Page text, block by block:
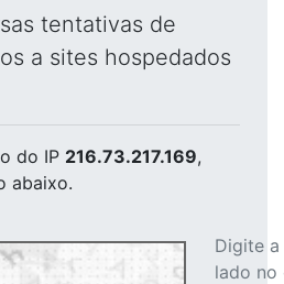
tentativas de
a sites hospedados
do IP 216.73.217.169,
abaixo.
Digite
lado no